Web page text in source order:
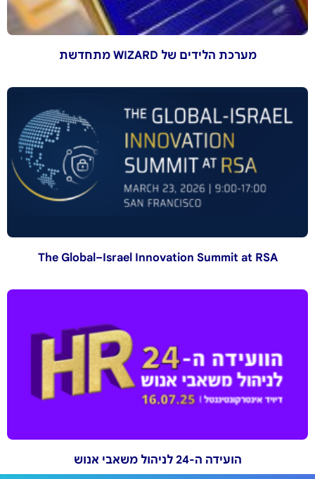
מערכת הלידים של WIZARD מתחדשת
The Global–Israel Innovation Summit at RSA
הועידה ה-24 לניהול משאבי אנוש